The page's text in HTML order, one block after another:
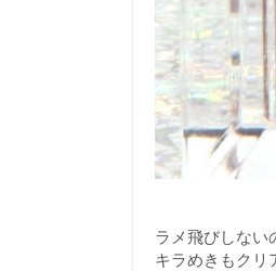
ラメ飛びしない
キラめきもクリ